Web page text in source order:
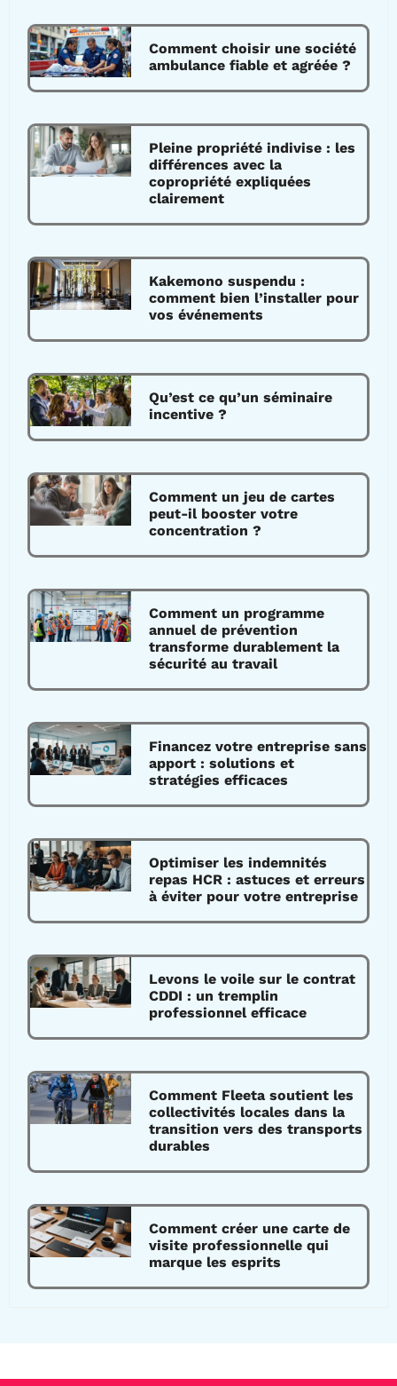
Comment choisir une société
ambulance fiable et agréée ?
Pleine propriété indivise : les
différences avec la
copropriété expliquées
clairement
Kakemono suspendu :
comment bien l’installer pour
vos événements
Qu’est ce qu’un séminaire
incentive ?
Comment un jeu de cartes
peut-il booster votre
concentration ?
Comment un programme
annuel de prévention
transforme durablement la
sécurité au travail
Financez votre entreprise sans
apport : solutions et
stratégies efficaces
Optimiser les indemnités
repas HCR : astuces et erreurs
à éviter pour votre entreprise
Levons le voile sur le contrat
CDDI : un tremplin
professionnel efficace
Comment Fleeta soutient les
collectivités locales dans la
transition vers des transports
durables
Comment créer une carte de
visite professionnelle qui
marque les esprits